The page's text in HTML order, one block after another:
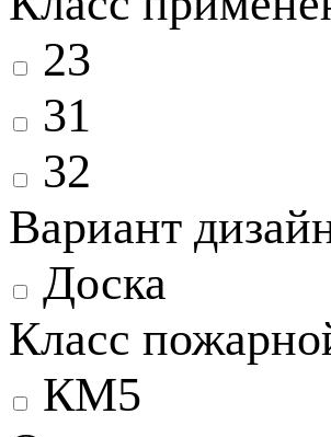
23
31
32
Вариант
Доска
Класс
КМ5